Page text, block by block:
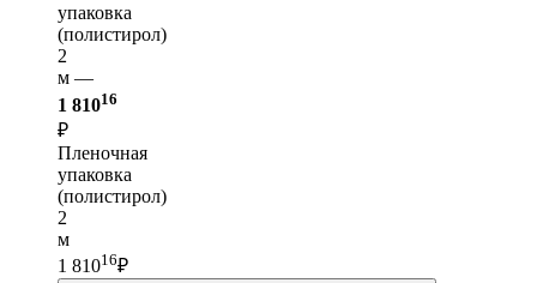
упаковка
(полистирол)
2
м —
1 81016
₽
Пленочная
упаковка
(полистирол)
2
м
1 81016₽